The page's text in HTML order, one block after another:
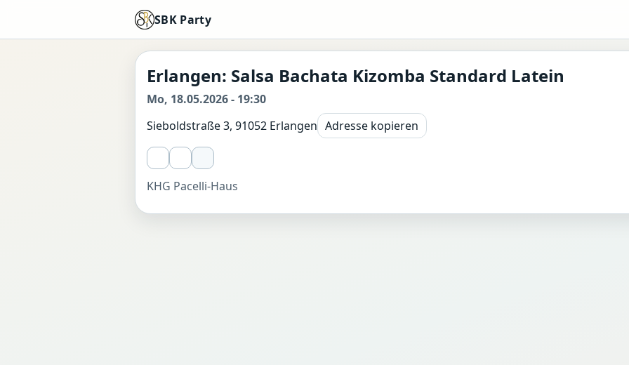
SBK Party
Erlangen: Salsa Bachata Kizomba Standard Latein
Mo, 18.05.2026 - 19:30
Sieboldstraße 3, 91052 Erlangen Adresse kopieren
KHG Pacelli-Haus